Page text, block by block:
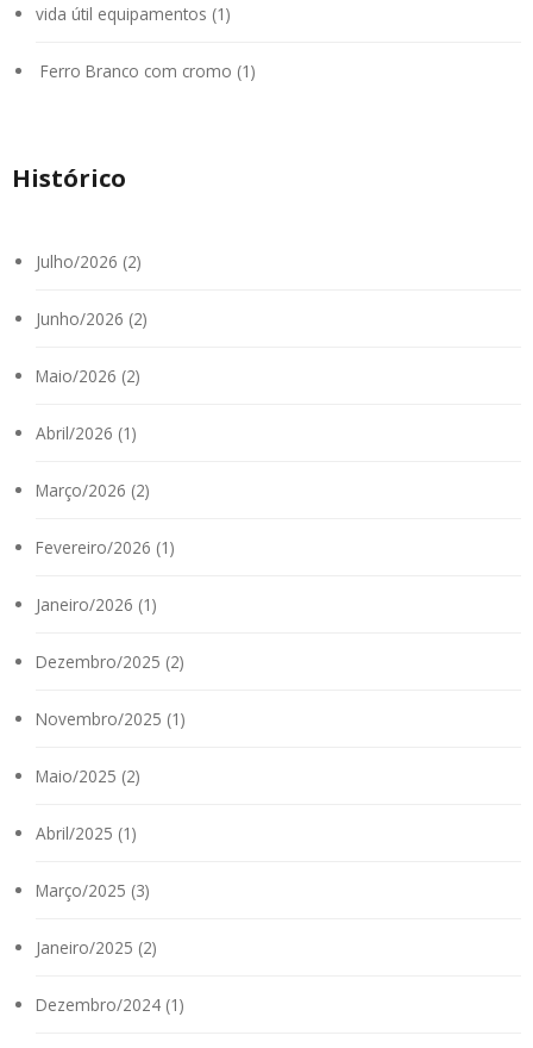
vida útil equipamentos (1)
Ferro Branco com cromo (1)
Histórico
Julho/2026 (2)
Junho/2026 (2)
Maio/2026 (2)
Abril/2026 (1)
Março/2026 (2)
Fevereiro/2026 (1)
Janeiro/2026 (1)
Dezembro/2025 (2)
Novembro/2025 (1)
Maio/2025 (2)
Abril/2025 (1)
Março/2025 (3)
Janeiro/2025 (2)
Dezembro/2024 (1)